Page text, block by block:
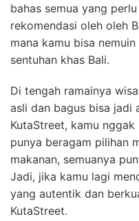
bahas semua yang
rekomendasi oleh oleh
mana kamu bisa
sentuhan khas Bali.
Di tengah ramainya
asli dan bagus bisa jadi
KutaStreet, kamu
punya beragam pilihan
makanan, semuanya
Jadi, jika kamu lagi
yang autentik dan
KutaStreet.